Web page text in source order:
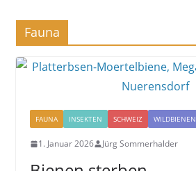
Fauna
FAUNA INSEKTEN SCHWEIZ WILDBIENEN
1. Januar 2026 Jürg Sommerhalder